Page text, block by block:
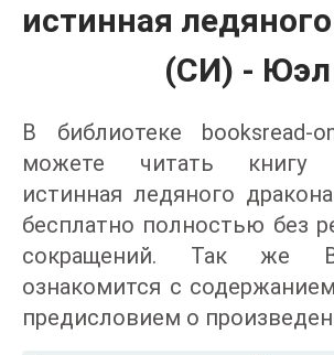
истинная
(СИ) - Юэл
В библиотеке booksread-
можете читать книгу
истинная ледяного
бесплатно полностью без
сокращений. Так же
ознакомится с
предисловием о